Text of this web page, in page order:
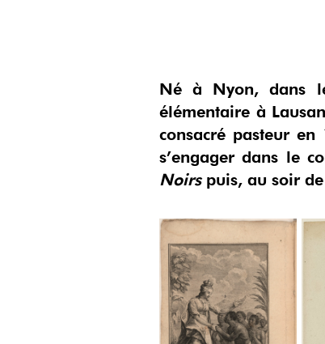
Né à Nyon, dans
élémentaire à
consacré pasteur
s’engager dans le
Noirspuis, au soir